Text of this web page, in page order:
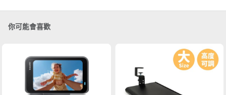
你可能會喜歡